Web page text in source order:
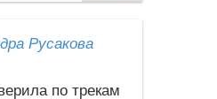
Русакова
по трекам